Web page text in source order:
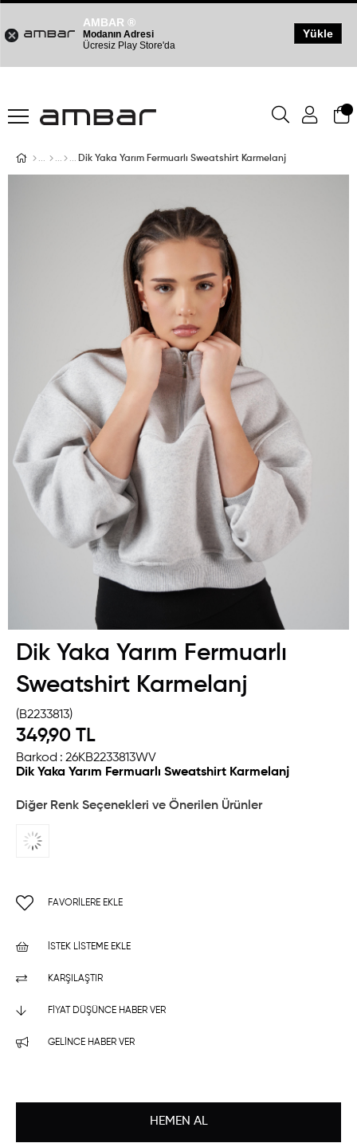
Dik Yaka Yarım Fermuarlı Sweatshirt Karmelanj
Dik Yaka Yarım Fermuarlı
Sweatshirt Karmelanj
(B2233813)
349,90 TL
Barkod : 26KB2233813WV
Dik Yaka Yarım Fermuarlı Sweatshirt Karmelanj
Diğer Renk Seçenekleri ve Önerilen Ürünler
FAVORILERE EKLE
İSTEK LISTEME EKLE
KARŞILAŞTIR
FIYAT DÜŞÜNCE HABER VER
GELINCE HABER VER
AMBAR ®
Modanın Adresi
Ücresiz Play Store'da
Yükle